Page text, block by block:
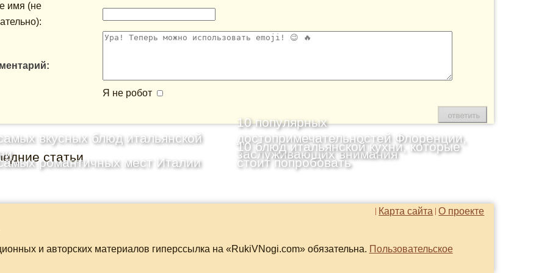
имя (не
Я не робот
статьи
вкусных блюд итальянской
10 популярных
достопримечательностей Флоренции,
заслуживающих внимания
романтичных мест Италии
10 блюд итальянской кухни, которые
стоит попробовать
О проекте
Карта сайта
и авторских материалов гиперссылка на «RukiVNogi.com» обязательна. Пользовательское